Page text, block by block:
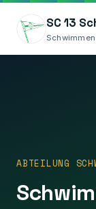
SC 13
❮
ABTEILUNG